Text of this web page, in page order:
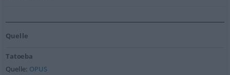
Quelle
Tatoeba
Quelle: OPUS